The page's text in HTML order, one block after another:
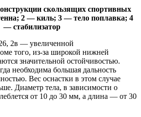
скользящих спортивных
2 — киль; 3 — тело поплавка; 4
— стабилизатор
2в — увеличенной
того, из-за широкой нижней
значительной остойчивостью.
необходима большая дальность
Вес оснастки в этом случае
Диаметр тела, в зависимости о
от 10 до 30 мм, а длина — от 30